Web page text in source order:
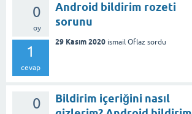
0
oy
1
cevap
Android bildirim rozeti
sorunu
29 Kasım 2020 ismail Oflaz sordu
0
Bildirim içeriğini nasıl